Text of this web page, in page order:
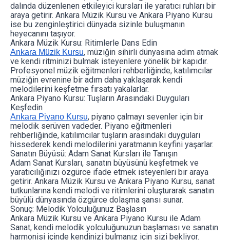
dalında düzenlenen etkileyici kursları ile yaratıcı ruhları bir
araya getirir. Ankara Müzik Kursu ve Ankara Piyano Kursu
ise bu zenginleştirici dünyada sizinle buluşmanın
heyecanını taşıyor.
Ankara Müzik Kursu: Ritimlerle Dans Edin
Ankara Müzik Kursu, müziğin sihirli dünyasına adım atmak
ve kendi ritminizi bulmak isteyenlere yönelik bir kapıdır.
Profesyonel müzik eğitmenleri rehberliğinde, katılımcılar
müziğin evrenine bir adım daha yaklaşarak kendi
melodilerini keşfetme fırsatı yakalarlar.
Ankara Piyano Kursu: Tuşların Arasındaki Duyguları
Keşfedin
Ankara Piyano Kursu, piyano çalmayı sevenler için bir
melodik serüven vadeder. Piyano eğitmenleri
rehberliğinde, katılımcılar tuşların arasındaki duyguları
hissederek kendi melodilerini yaratmanın keyfini yaşarlar.
Sanatın Büyüsü: Adam Sanat Kursları ile Tanışın
Adam Sanat Kursları, sanatın büyüsünü keşfetmek ve
yaratıcılığınızı özgürce ifade etmek isteyenleri bir araya
getirir. Ankara Müzik Kursu ve Ankara Piyano Kursu, sanat
tutkunlarına kendi melodi ve ritimlerini oluşturarak sanatın
büyülü dünyasında özgürce dolaşma şansı sunar.
Sonuç: Melodik Yolculuğunuz Başlasın
Ankara Müzik Kursu ve Ankara Piyano Kursu ile Adam
Sanat, kendi melodik yolculuğunuzun başlaması ve sanatın
harmonisi içinde kendinizi bulmanız için sizi bekliyor.